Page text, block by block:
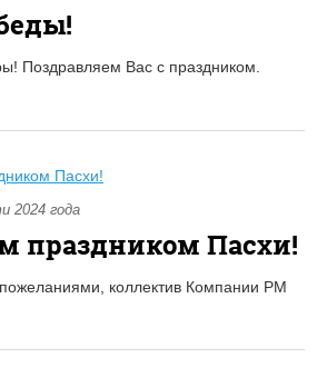
Поздравляем Вас с праздником.
2024 года
праздником Пасхи!
коллектив Компании РМ